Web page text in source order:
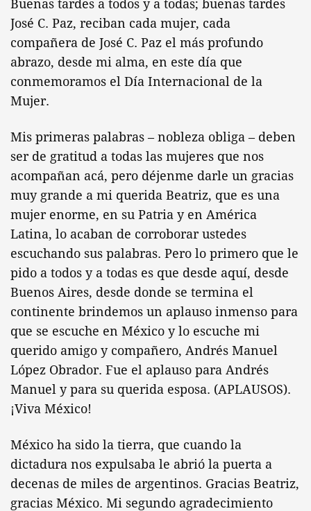
Buenas tardes a todos y a todas; buenas tardes
José C. Paz, reciban cada mujer, cada
compañera de José C. Paz el más profundo
abrazo, desde mi alma, en este día que
conmemoramos el Día Internacional de la
Mujer.
Mis primeras palabras – nobleza obliga – deben
ser de gratitud a todas las mujeres que nos
acompañan acá, pero déjenme darle un gracias
muy grande a mi querida Beatriz, que es una
mujer enorme, en su Patria y en América
Latina, lo acaban de corroborar ustedes
escuchando sus palabras. Pero lo primero que le
pido a todos y a todas es que desde aquí, desde
Buenos Aires, desde donde se termina el
continente brindemos un aplauso inmenso para
que se escuche en México y lo escuche mi
querido amigo y compañero, Andrés Manuel
López Obrador. Fue el aplauso para Andrés
Manuel y para su querida esposa. (APLAUSOS).
¡Viva México!
México ha sido la tierra, que cuando la
dictadura nos expulsaba le abrió la puerta a
decenas de miles de argentinos. Gracias Beatriz,
gracias México. Mi segundo agradecimiento